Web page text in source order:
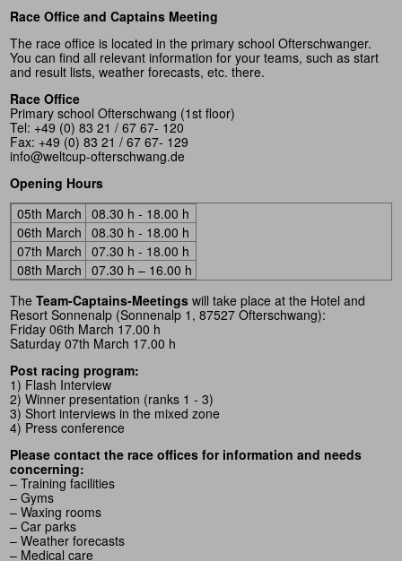
Race Office and Captains Meeting
The race office is located in the primary school Ofterschwanger.
You can find all relevant information for your teams, such as start
and result lists, weather forecasts, etc. there.
Race Office
Primary school Ofterschwang (1st floor)
Tel: +49 (0) 83 21 / 67 67- 120
Fax: +49 (0) 83 21 / 67 67- 129
info@weltcup-ofterschwang.de
Opening Hours
05th March 08.30 h - 18.00 h
06th March 08.30 h - 18.00 h
07th March 07.30 h - 18.00 h
08th March 07.30 h – 16.00 h
TheTeam-Captains-Meetings will take place at the Hotel and
Resort Sonnenalp (Sonnenalp 1, 87527 Ofterschwang):
Friday 06th March 17.00 h
Saturday 07th March 17.00 h
Post racing program:
1) Flash Interview
2) Winner presentation (ranks 1 - 3)
3) Short interviews in the mixed zone
4) Press conference
Please contact the race offices for information and needs
concerning:
– Training facilities
– Gyms
– Waxing rooms
– Car parks
– Weather forecasts
– Medical care